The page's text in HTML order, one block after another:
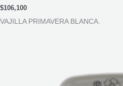
$106,100
VAJILLA PRIMAVERA BLANCA.